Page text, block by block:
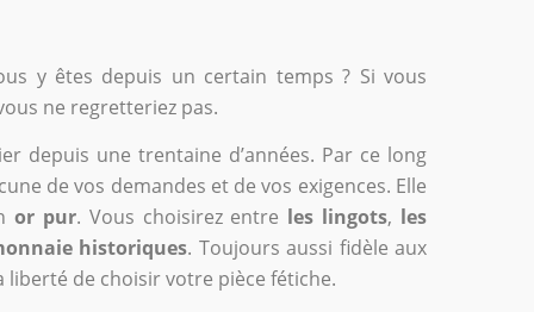
y êtes depuis un certain temps ? Si vous
ne regretteriez pas.
depuis une trentaine d’années. Par ce long
de vos demandes et de vos exigences. Elle
or pur. Vous choisirez entre les lingots, les
historiques. Toujours aussi fidèle aux
de choisir votre pièce fétiche.